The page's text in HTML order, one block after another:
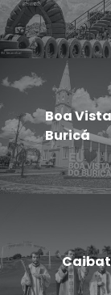
Boa
Buricá